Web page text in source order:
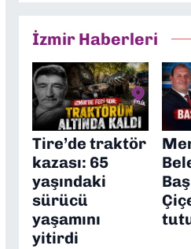
İzmir Haberleri
Tire’de traktör
kazası: 65
yaşındaki
sürücü
yaşamını
yitirdi